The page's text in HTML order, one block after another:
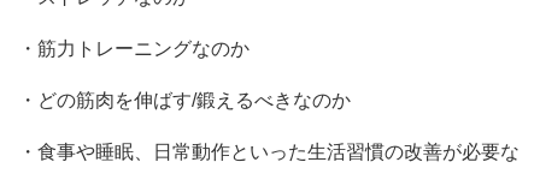
・筋力トレーニングなのか
・どの筋肉を伸ばす/鍛えるべきなのか
・食事や睡眠、日常動作といった生活習慣の改善が必要な